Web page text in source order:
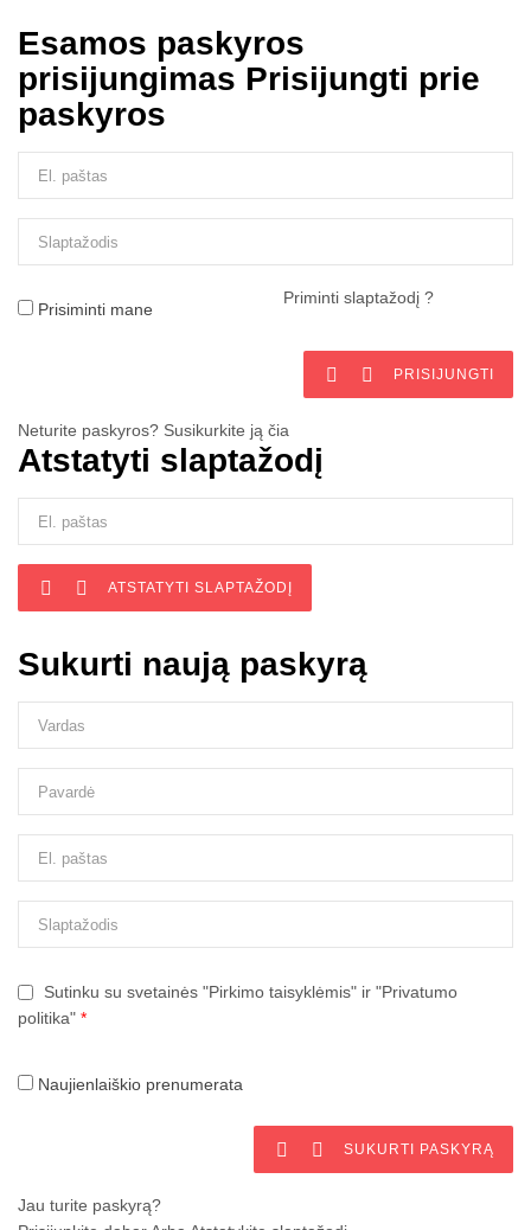
Esamos paskyros
prisijungimas Prisijungti prie
paskyros
Prisiminti mane
Priminti slaptažodį ?
  PRISIJUNGTI
Neturite paskyros? Susikurkite ją čia
Atstatyti slaptažodį
  ATSTATYTI SLAPTAŽODĮ
Sukurti naują paskyrą
Sutinku su svetainės "Pirkimo taisyklėmis" ir "Privatumo
politika" *
Naujienlaiškio prenumerata
  SUKURTI PASKYRĄ
Jau turite paskyrą?